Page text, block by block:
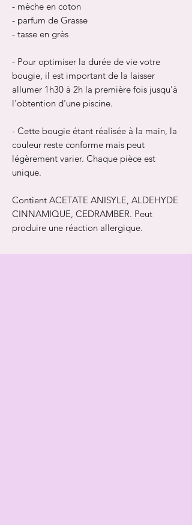
- mèche en coton
- parfum de Grasse
- tasse en grès
- Pour optimiser la durée de vie votre
bougie, il est important de la laisser
allumer 1h30 à 2h la première fois jusqu'à
l'obtention d'une piscine.
- Cette bougie étant réalisée à la main, la
couleur reste conforme mais peut
légèrement varier. Chaque pièce est
unique.
Contient ACETATE ANISYLE, ALDEHYDE
CINNAMIQUE, CEDRAMBER. Peut
produire une réaction allergique.